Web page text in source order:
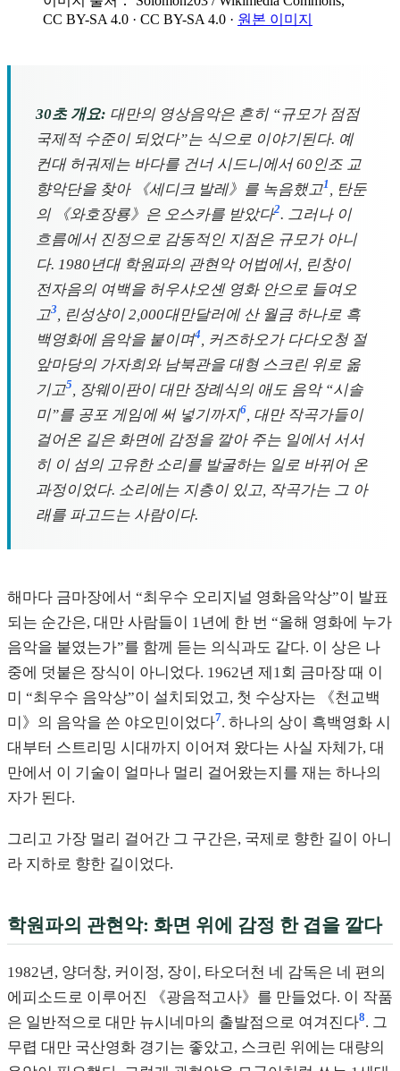
CC BY-SA 4.0 · CC BY-SA 4.0 · 원본 이미지
30초 개요: 대만의 영상음악은 흔히 “규모가 점점
국제적 수준이 되었다”는 식으로 이야기된다. 예
컨대 허궈제는 바다를 건너 시드니에서 60인조 교
향악단을 찾아 《세디크 발레》를 녹음했고1 , 탄둔
의 《와호장룡》은 오스카를 받았다2. 그러나 이
흐름에서 진정으로 감동적인 지점은 규모가 아니
다. 1980년대 학원파의 관현악 어법에서, 린창이
전자음의 여백을 허우샤오셴 영화 안으로 들여오
고3, 린성샹이 2,000대만달러에 산 월금 하나로 흑
백영화에 음악을 붙이며4, 커즈하오가 다다오청 절
앞마당의 가자희와 남북관을 대형 스크린 위로 옮
기고5, 장웨이판이 대만 장례식의 애도 음악 “시솔
미”를 공포 게임에 써 넣기까지6, 대만 작곡가들이
걸어온 길은 화면에 감정을 깔아 주는 일에서 서서
히 이 섬의 고유한 소리를 발굴하는 일로 바뀌어 온
과정이었다. 소리에는 지층이 있고, 작곡가는 그 아
래를 파고드는 사람이다.
해마다 금마장에서 “최우수 오리지널 영화음악상”이 발표
되는 순간은, 대만 사람들이 1년에 한 번 “올해 영화에 누가
음악을 붙였는가”를 함께 듣는 의식과도 같다. 이 상은 나
중에 덧붙은 장식이 아니었다. 1962년 제1회 금마장 때 이
미 “최우수 음악상”이 설치되었고, 첫 수상자는 《천교백
미》의 음악을 쓴 야오민이었다7. 하나의 상이 흑백영화 시
대부터 스트리밍 시대까지 이어져 왔다는 사실 자체가, 대
만에서 이 기술이 얼마나 멀리 걸어왔는지를 재는 하나의
자가 된다.
그리고 가장 멀리 걸어간 그 구간은, 국제로 향한 길이 아니
라 지하로 향한 길이었다.
학원파의 관현악: 화면 위에 감정 한 겹을 깔다
1982년, 양더창, 커이정, 장이, 타오더천 네 감독은 네 편의
에피소드로 이루어진 《광음적고사》를 만들었다. 이 작품
은 일반적으로 대만 뉴시네마의 출발점으로 여겨진다8. 그
무렵 대만 국산영화 경기는 좋았고, 스크린 위에는 대량의